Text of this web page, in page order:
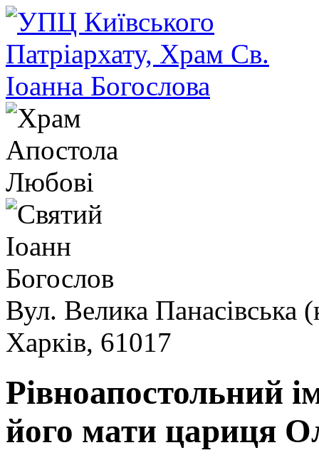
Вул. Велика Панасівська
Харків, 61017
Рівноапостольний
його мати цариця